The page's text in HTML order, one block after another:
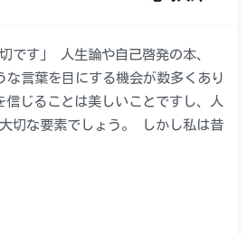
です」 人生論や自己啓発の本、
な言葉を目にする機会が数多くあり
じることは美しいことですし、人
切な要素でしょう。 しかし私は昔